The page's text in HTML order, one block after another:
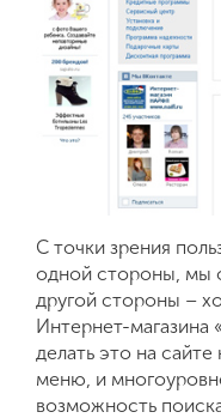
С точки зрения
одной стороны, мы
другой стороны –
Интернет-
делать это на
меню, и
возможность